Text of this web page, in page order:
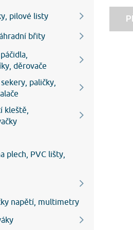
pilové listy
břity
děrovače
paličky,
kleště,
plech, PVC lišty,
napětí, multimetry